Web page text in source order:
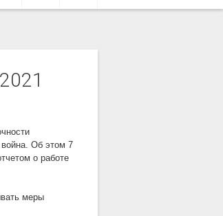
война. Об этом 7
о работе
меры